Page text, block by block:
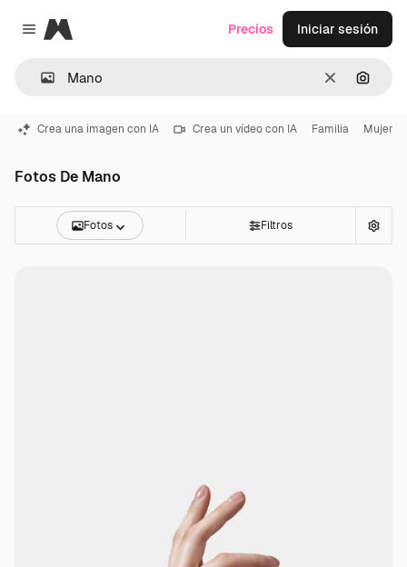
Close menu
Magnific
Borrar
Precios Iniciar sesión
Crea una imagen con IA Crea un vídeo con IA Familia Mujer
Fotos De Mano
Fotos Filtros